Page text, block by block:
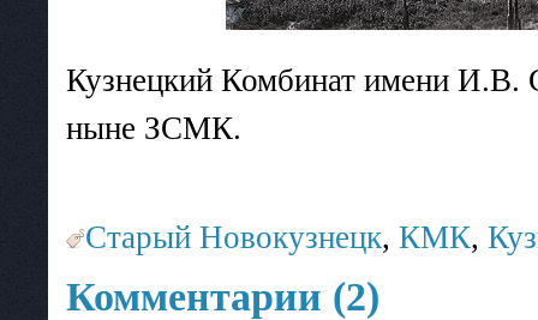
Кузнецкий Комбинат имени
ныне ЗСМК.
Старый Новокузнецк, КМК,
Комментарии (2)